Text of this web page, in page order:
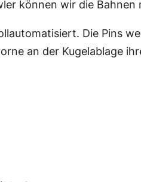
können wir die
Die Pins
an der Kugelablage